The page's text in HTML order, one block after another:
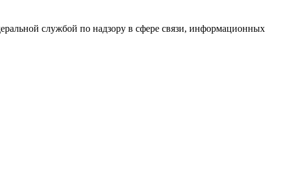
службой по надзору в сфере связи, информационных